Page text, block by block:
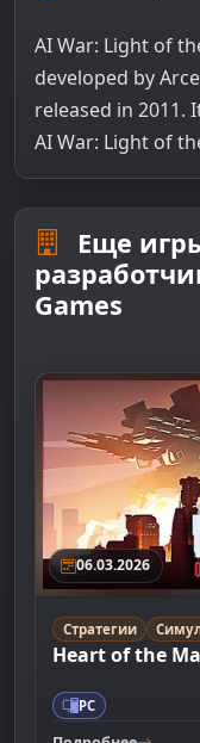
AI War: Light of
developed by
released in 2011.
AI War: Light of
Еще
Games
06.03.2026
Стратегии
Heart of the
PC